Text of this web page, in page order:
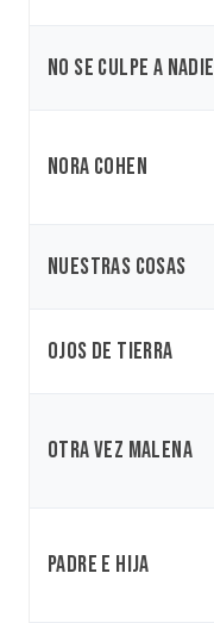
No se culpe a nadie
Nora Cohen
Nuestras cosas
Ojos de tierra
Otra vez Malena
Padre e hija